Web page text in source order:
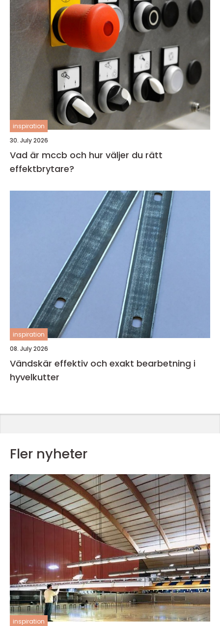
inspiration
30. July 2026
Vad är mccb och hur väljer du rätt
effektbrytare?
inspiration
08. July 2026
Vändskär effektiv och exakt bearbetning i
hyvelkutter
Fler nyheter
inspiration